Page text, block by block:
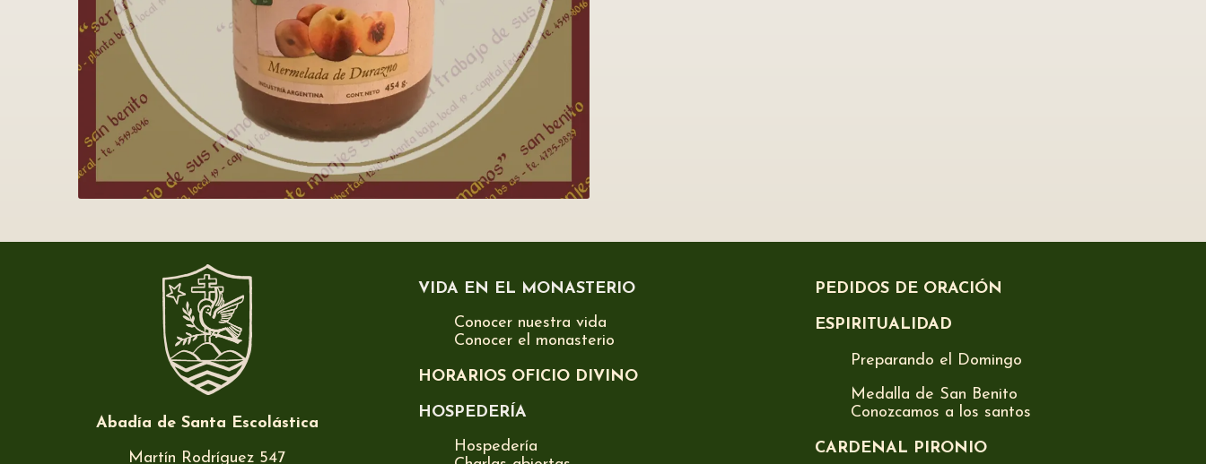
Abadía de Santa Escolástica
Martín Rodríguez 547
VIDA EN EL MONASTERIO
Conocer nuestra vida
Conocer el monasterio
HORARIOS OFICIO DIVINO
HOSPEDERÍA
Hospedería
PEDIDOS DE ORACIÓN
ESPIRITUALIDAD
Preparando el Domingo
Medalla de San Benito
Conozcamos a los santos
CARDENAL PIRONIO